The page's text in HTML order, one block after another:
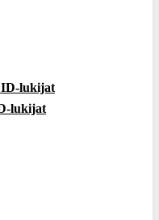
lukijat
lukijat